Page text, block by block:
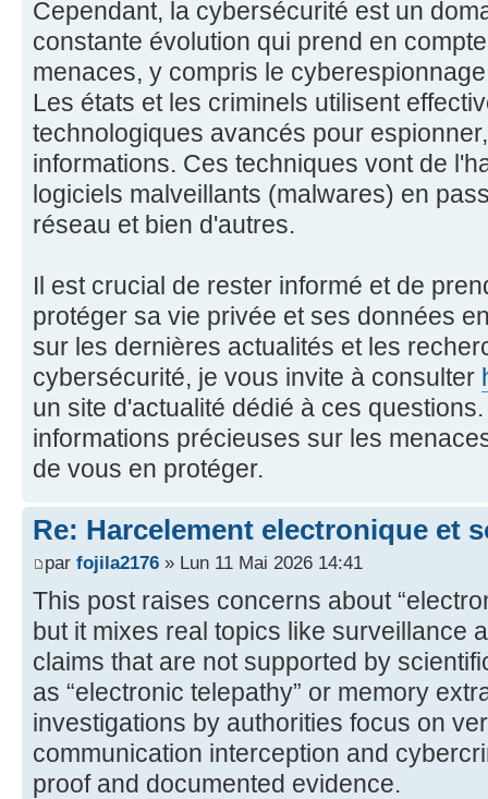
Cependant, la cybersécurité est un
constante évolution qui prend en
menaces, y compris le
Les états et les criminels utilisent
technologiques avancés pour
informations. Ces techniques vont de
logiciels malveillants (malwares) en
réseau et bien d'autres.
Il est crucial de rester informé et de
protéger sa vie privée et ses données
sur les dernières actualités et les
cybersécurité, je vous invite à consulter
un site d'actualité dédié à ces
informations précieuses sur les
de vous en protéger.
Re: Harcelement electronique et
par fojila2176 » Lun 11 Mai 2026 14:41
This post raises concerns about
but it mixes real topics like surveillance
claims that are not supported by
as “electronic telepathy” or memory
investigations by authorities focus on
communication interception and
proof and documented evidence.